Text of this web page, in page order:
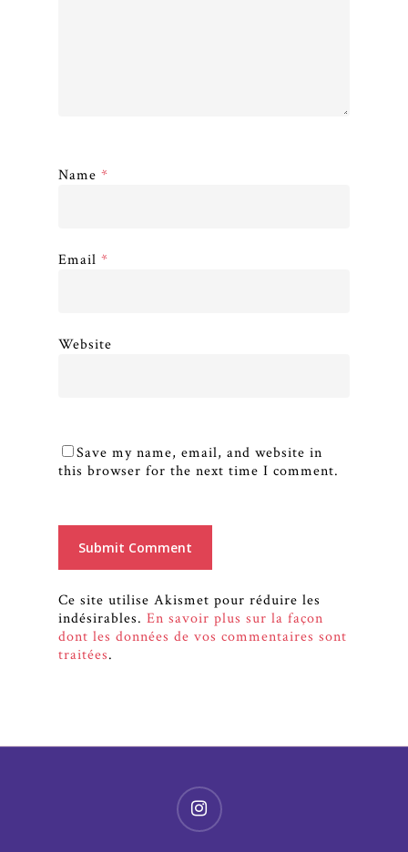
Name *
Email *
Website
Save my name, email, and website in
this browser for the next time I comment.
Ce site utilise Akismet pour réduire les
indésirables. En savoir plus sur la façon
dont les données de vos commentaires sont
traitées.